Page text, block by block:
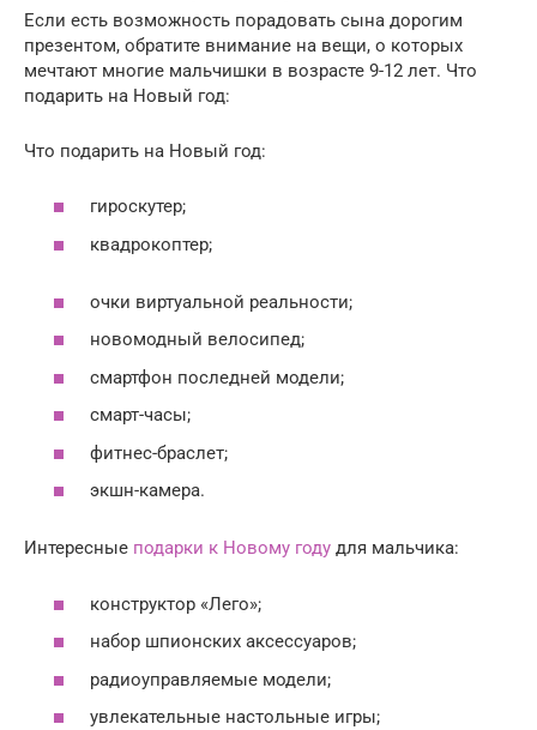
Если есть возможность порадовать сына дорогим
презентом, обратите внимание на вещи, о которых
мечтают многие мальчишки в возрасте 9-12 лет. Что
подарить на Новый год:
Что подарить на Новый год:
гироскутер;
квадрокоптер;
очки виртуальной реальности;
новомодный велосипед;
смартфон последней модели;
смарт-часы;
фитнес-браслет;
экшн-камера.
Интересные подарки к Новому году для мальчика:
конструктор «Лего»;
набор шпионских аксессуаров;
радиоуправляемые модели;
увлекательные настольные игры;